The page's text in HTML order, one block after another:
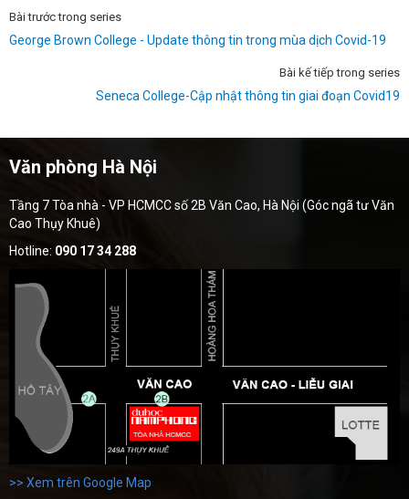
Bài trước trong series
George Brown College - Update thông tin trong mùa dịch Covid-19
Bài kế tiếp trong series
Seneca College-Cập nhật thông tin giai đoạn Covid19
Văn phòng Hà Nội
Tầng 7 Tòa nhà - VP HCMCC số 2B Văn Cao, Hà Nội (Góc ngã tư Văn
Cao Thụy Khuê)
Hotline: 090 17 34 288
>> Xem trên Google Map